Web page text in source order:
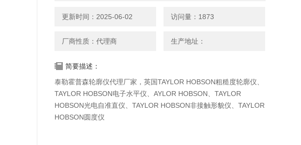
更新时间：2025-06-02 访问量：1873
厂商性质：代理商 生产地址：
简要描述：
泰勒霍普森轮廓仪代理厂家，英国TAYLOR HOBSON粗糙度轮廓仪、
TAYLOR HOBSON电子水平仪、AYLOR HOBSON、TAYLOR
HOBSON光电自准直仪、TAYLOR HOBSON非接触形貌仪、TAYLOR
HOBSON圆度仪